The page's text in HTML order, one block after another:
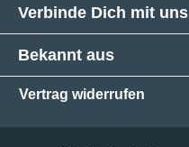
Verbinde Dich mit uns
Bekannt aus
Vertrag widerrufen